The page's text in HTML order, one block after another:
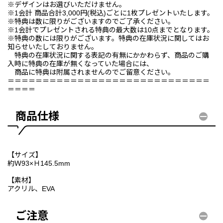
※デザインはお選びいただけません。
※1会計 商品合計3,000円(税込)ごとに1枚プレゼントいたします。
※特典は数に限りがございますのでご了承ください。
※1会計でプレゼントされる特典の最大数は10点までとなります。
※特典の数には限りがございます。特典の在庫状況に関してはお
知らせいたしておりません。
特典の在庫状況に関する表記の有無にかかわらず、商品のご購
入時に特典の在庫が無くなっていた場合には、
商品に特典は附属されませんのでご留意ください。
＝＝＝＝＝＝＝＝＝＝＝＝＝＝＝＝＝＝＝＝＝＝＝＝＝＝＝＝＝
＝＝＝＝
商品仕様
【サイズ】
約Ｗ93×Ｈ145.5mm
【素材】
アクリル、EVA
ご注意